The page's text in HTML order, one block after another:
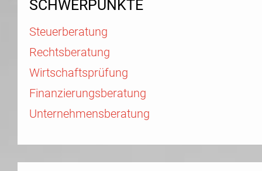
SCHWERPUNKTE
Steuerberatung
Rechtsberatung
Wirtschaftsprüfung
Finanzierungsberatung
Unternehmensberatung